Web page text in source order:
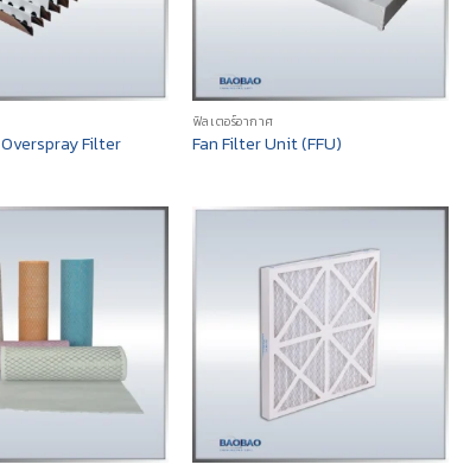
Filter
ฟิลเตอร์อากาศ
Fan Filter Unit (FFU)